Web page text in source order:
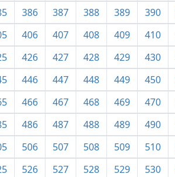
386 387 388 389 390
406 407 408 409 410
426 427 428 429 430
446 447 448 449 450
466 467 468 469 470
486 487 488 489 490
506 507 508 509 510
526 527 528 529 530